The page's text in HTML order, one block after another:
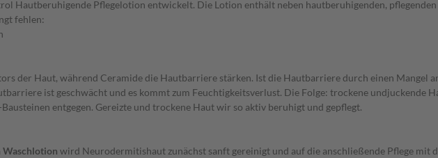
Hautberuhigende Pflegelotion entwickelt. Die Lotion enthält neben hautberuhigenden,
fehlen:
der Haut, während Ceramide die Hautbarriere stärken. Ist die Hautbarriere durch einen Mangel
ist geschwächt und es kommt zum Feuchtigkeitsverlust. Die Folge: trockene undjuckende
entgegen. Gereizte und trockene Haut wir so aktiv beruhigt und gepflegt.
Waschlotion wird Neurodermitishaut zunächst sanft gereinigt und auf die anschließende Pflege mit